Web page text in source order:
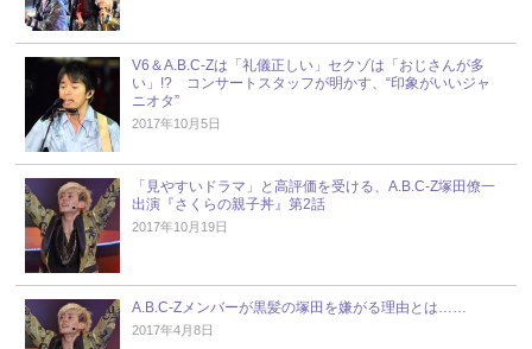
V6＆A.B.C-Zは「礼儀正しい」セクゾは「おじさんが多
い」!? コンサートスタッフが明かす、“印象がいいジャ
ニオタ”
2017年10月5日
「見やすいドラマ」と高評価を受ける、A.B.C-Z塚田僚一
出演『さくらの親子丼』第2話
2017年10月19日
A.B.C-Zメンバーが黒髪の塚田を嫌がる理由とは……
2017年4月8日